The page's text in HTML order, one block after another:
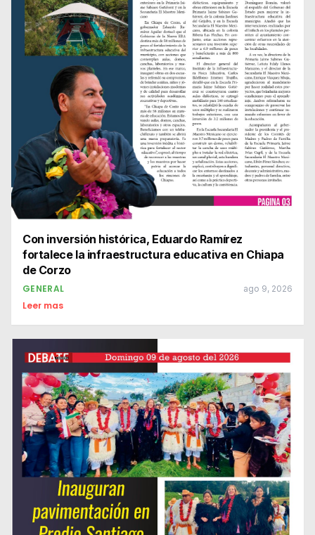
Con inversión histórica, Eduardo Ramírez
fortalece la infraestructura educativa en Chiapa
de Corzo
GENERAL ago 9, 2026
Leer mas